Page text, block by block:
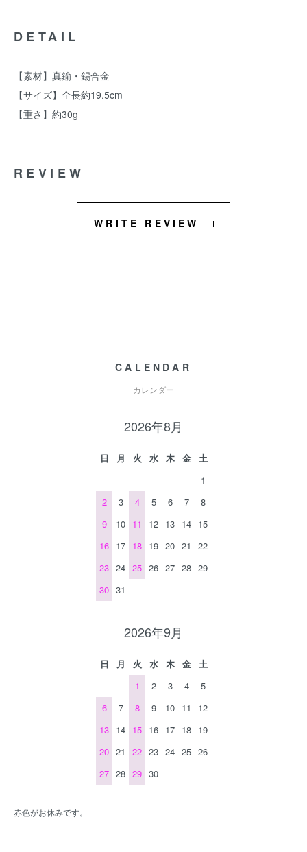
DETAIL
【素材】真鍮・錫合金
【サイズ】全長約19.5cm
【重さ】約30g
REVIEW
WRITE REVIEW
CALENDAR
カレンダー
2026年8月
日 月 火 水 木 金
土
1
2
3 4 5 6 7
8
9
10 11 12 13 14 15
16 17 18 19 20 21
22
23 24 25 26 27 28 29
30 31
2026年9月
日 月 火 水 木 金
土
1
2 3 4
5
6
7 8 9 10 11
12
13 14 15 16 17 18 19
20 21 22 23 24 25 26
27 28 29 30
赤色がお休みです。